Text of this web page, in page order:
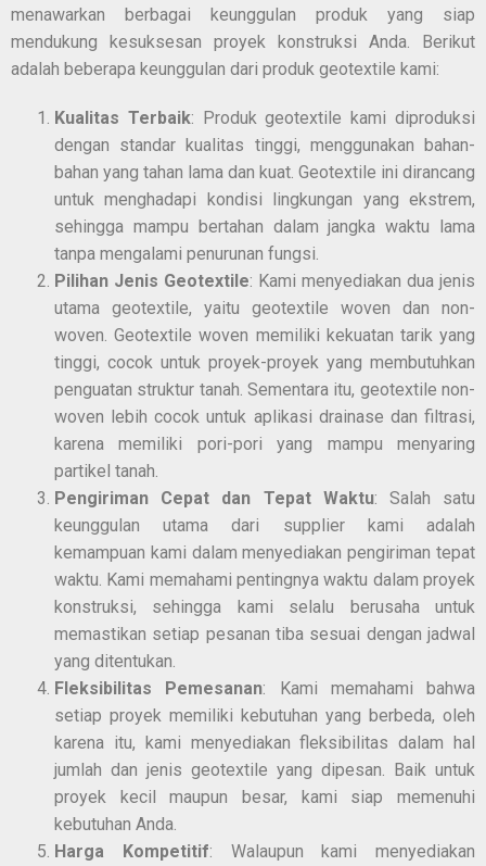
menawarkan berbagai keunggulan produk yang siap
mendukung kesuksesan proyek konstruksi Anda. Berikut
adalah beberapa keunggulan dari produk geotextile kami:
Kualitas Terbaik: Produk geotextile kami diproduksi
dengan standar kualitas tinggi, menggunakan bahan-
bahan yang tahan lama dan kuat. Geotextile ini dirancang
untuk menghadapi kondisi lingkungan yang ekstrem,
sehingga mampu bertahan dalam jangka waktu lama
tanpa mengalami penurunan fungsi.
Pilihan Jenis Geotextile: Kami menyediakan dua jenis
utama geotextile, yaitu geotextile woven dan non-
woven. Geotextile woven memiliki kekuatan tarik yang
tinggi, cocok untuk proyek-proyek yang membutuhkan
penguatan struktur tanah. Sementara itu, geotextile non-
woven lebih cocok untuk aplikasi drainase dan filtrasi,
karena memiliki pori-pori yang mampu menyaring
partikel tanah.
Pengiriman Cepat dan Tepat Waktu: Salah satu
keunggulan utama dari supplier kami adalah
kemampuan kami dalam menyediakan pengiriman tepat
waktu. Kami memahami pentingnya waktu dalam proyek
konstruksi, sehingga kami selalu berusaha untuk
memastikan setiap pesanan tiba sesuai dengan jadwal
yang ditentukan.
Fleksibilitas Pemesanan: Kami memahami bahwa
setiap proyek memiliki kebutuhan yang berbeda, oleh
karena itu, kami menyediakan fleksibilitas dalam hal
jumlah dan jenis geotextile yang dipesan. Baik untuk
proyek kecil maupun besar, kami siap memenuhi
kebutuhan Anda.
Harga Kompetitif: Walaupun kami menyediakan